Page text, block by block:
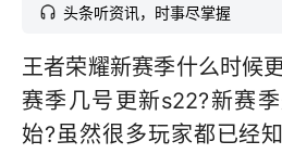
头条听资讯，时事尽掌握
王者荣耀新赛季什么时候
赛季几号更新s22?新赛
始?虽然很多玩家都已经